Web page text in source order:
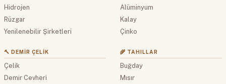
Hidrojen
Rüzgar
Yenilenebilir Şirketleri
Alüminyum
Kalay
Çinko
🔨 DEMIR ÇELIK
Çelik
Demir Cevheri
🌾 TAHILLAR
Buğday
Mısır